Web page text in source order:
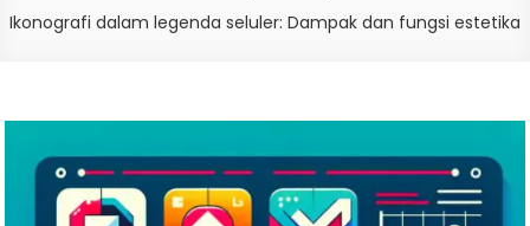
Ikonografi dalam legenda seluler: Dampak dan fungsi estetika